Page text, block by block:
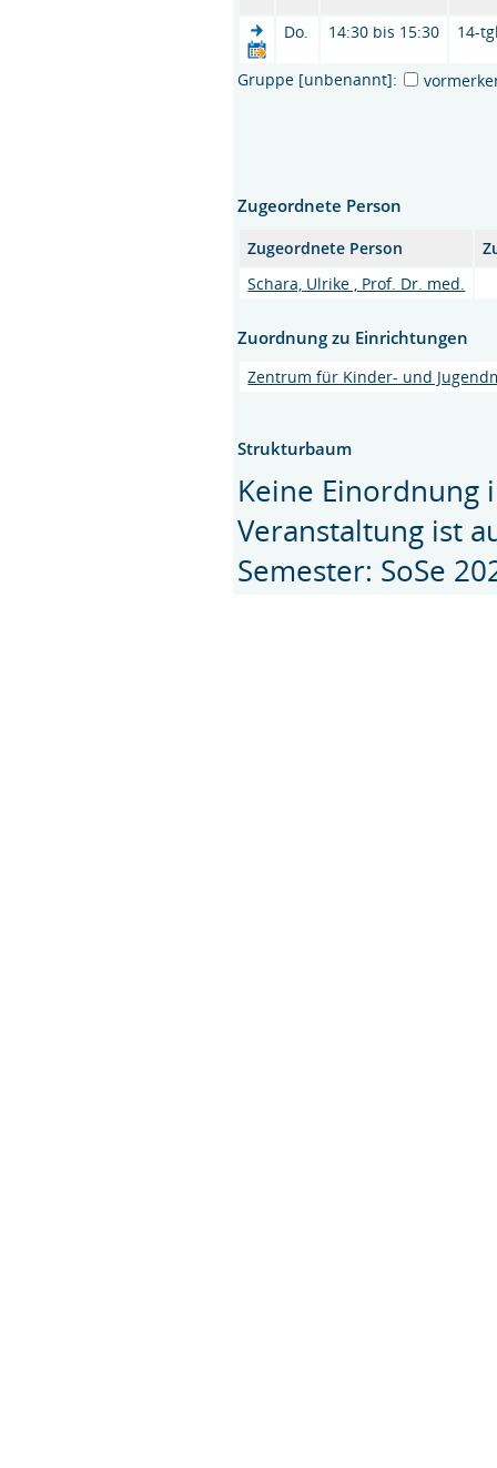
Do. 14:30 bis 15:30 14-
Gruppe [unbenannt]:
Zugeordnete Person
Zugeordnete Person
Schara, Ulrike , Prof. Dr. med.
Zuordnung zu Einrichtungen
Zentrum für Kinder- und
Strukturbaum
Keine Einordnung
Veranstaltung ist
Semester: SoSe